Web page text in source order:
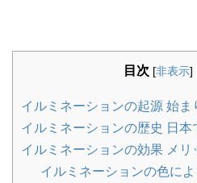
目次 [非表示]
イルミネーションの起源 始ま
イルミネーションの歴史 日本
イルミネーションの効果 メリ
イルミネーションの色に